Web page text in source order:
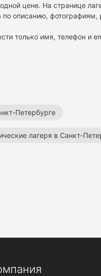
цене. На странице
описанию, фотографиям,
только имя, телефон и
Петербурге
лагеря в Санкт-